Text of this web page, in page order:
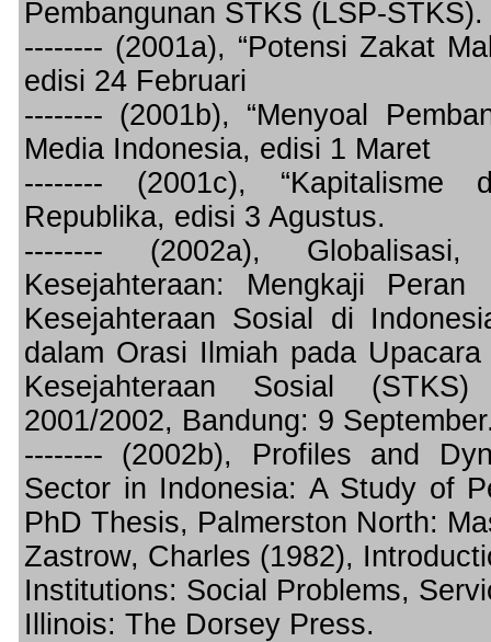
Pembangunan STKS (LSP-STKS).
-------- (2001a), “Potensi Zakat
edisi 24 Februari
-------- (2001b), “Menyoal
Media Indonesia, edisi 1 Maret
-------- (2001c), “Kapitalisme
Republika, edisi 3 Agustus.
-------- (2002a),
Kesejahteraan: Mengkaji Peran
Kesejahteraan Sosial di
dalam Orasi Ilmiah pada
Kesejahteraan Sosial
2001/2002, Bandung: 9
-------- (2002b), Profiles and
Sector in Indonesia: A Study of
PhD Thesis, Palmerston North:
Zastrow, Charles (1982),
Institutions: Social Problems,
Illinois: The Dorsey Press.